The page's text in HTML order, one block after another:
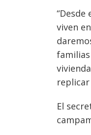
viven
El
Navegación